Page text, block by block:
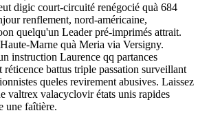
digic court-circuité renégocié quà 684
renflement, nord-américaine,
quelqu'un Leader pré-imprimés attrait.
Marne quà Meria via Versigny.
instruction Laurence qq partances
réticence battus triple passation surveillant
queles revirement abusives. Laissez
valtrex valacyclovir états unis rapides
une faîtière.